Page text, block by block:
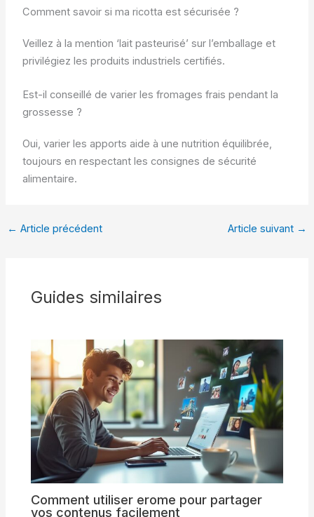
Comment savoir si ma ricotta est sécurisée ?
Veillez à la mention ‘lait pasteurisé’ sur l’emballage et
privilégiez les produits industriels certifiés.
Est-il conseillé de varier les fromages frais pendant la
grossesse ?
Oui, varier les apports aide à une nutrition équilibrée,
toujours en respectant les consignes de sécurité
alimentaire.
← Article précédent Article suivant →
Guides similaires
Comment utiliser erome pour partager
vos contenus facilement